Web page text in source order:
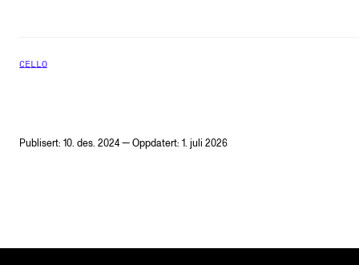
CELLO
Publisert: 10. des. 2024 — Oppdatert: 1. juli 2026